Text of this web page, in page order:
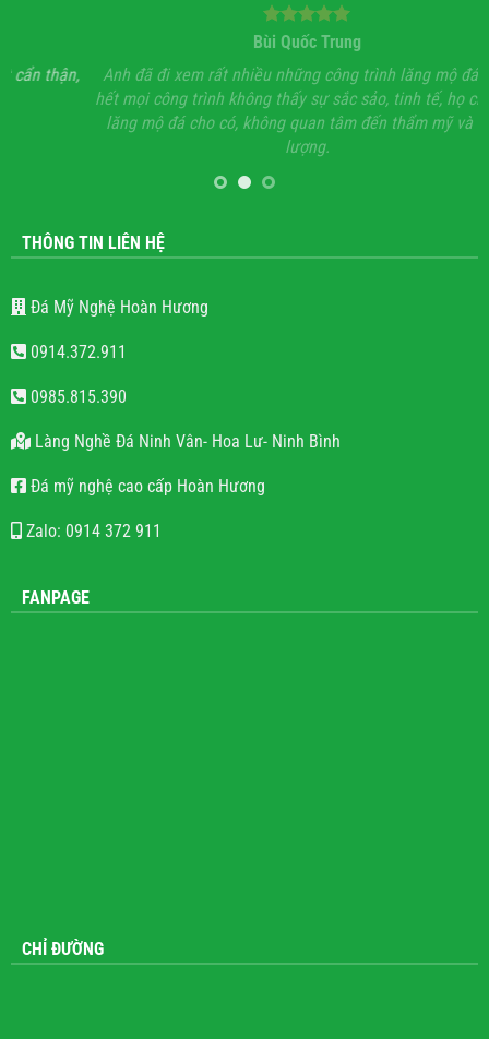
Bùi Quốc Trung
Anh đã đi xem rất nhiều những công trình lăng mộ đá, hầu
hết mọi công trình không thấy sự sắc sảo, tinh tế, họ chỉ làm
lăng mộ đá cho có, không quan tâm đến thẩm mỹ và chất
THÔNG TIN LIÊN HỆ
Đá Mỹ Nghệ Hoàn Hương
0914.372.911
0985.815.390
Làng Nghề Đá Ninh Vân- Hoa Lư- Ninh Bình
Đá mỹ nghệ cao cấp Hoàn Hương
Zalo: 0914 372 911
FANPAGE
CHỈ ĐƯỜNG